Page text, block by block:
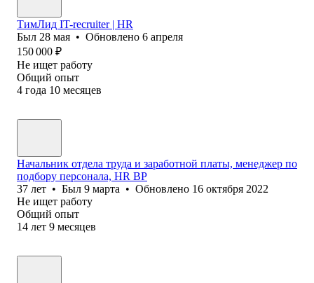
ТимЛид IT-recruiter | HR
Был 28 мая • Обновлено 6 апреля
150 000 ₽
Не ищет работу
Общий опыт
4 года 10 месяцев
Начальник отдела труда и заработной платы, менеджер по
подбору персонала, HR BP
37 лет • Был 9 марта • Обновлено 16 октября 2022
Не ищет работу
Общий опыт
14 лет 9 месяцев